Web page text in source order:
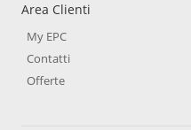
Area Clienti
My EPC
Contatti
Offerte